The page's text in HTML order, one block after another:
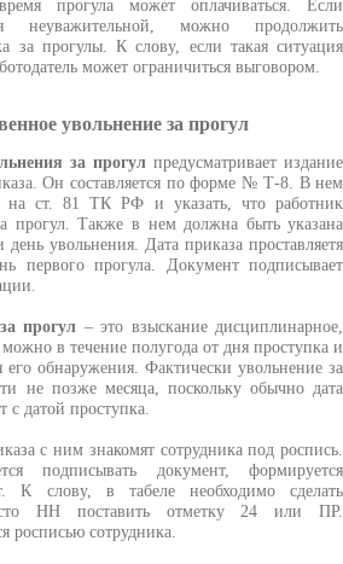
прогула может оплачиваться. Если
неуважительной, можно продолжить
за прогулы. К слову, если такая ситуация
может ограничиться выговором.
увольнение за прогул
за прогулпредусматривает издание
Он составляется по форме № Т-8. В нем
на ст. 81 ТК РФ и указать, что работник
прогул. Также в нем должна быть указана
день увольнения. Дата приказа проставляетя
первого прогула. Документ подписывает
прогул – это взыскание дисциплинарное,
в течение полугода от дня проступка и
обнаружения. Фактически увольнение за
не позже месяца, поскольку обычно дата
с датой проступка.
с ним знакомят сотрудника под роспись.
подписывать документ, формируется
К слову, в табеле необходимо сделать
НН поставить отметку 24 или ПР.
росписью сотрудника.